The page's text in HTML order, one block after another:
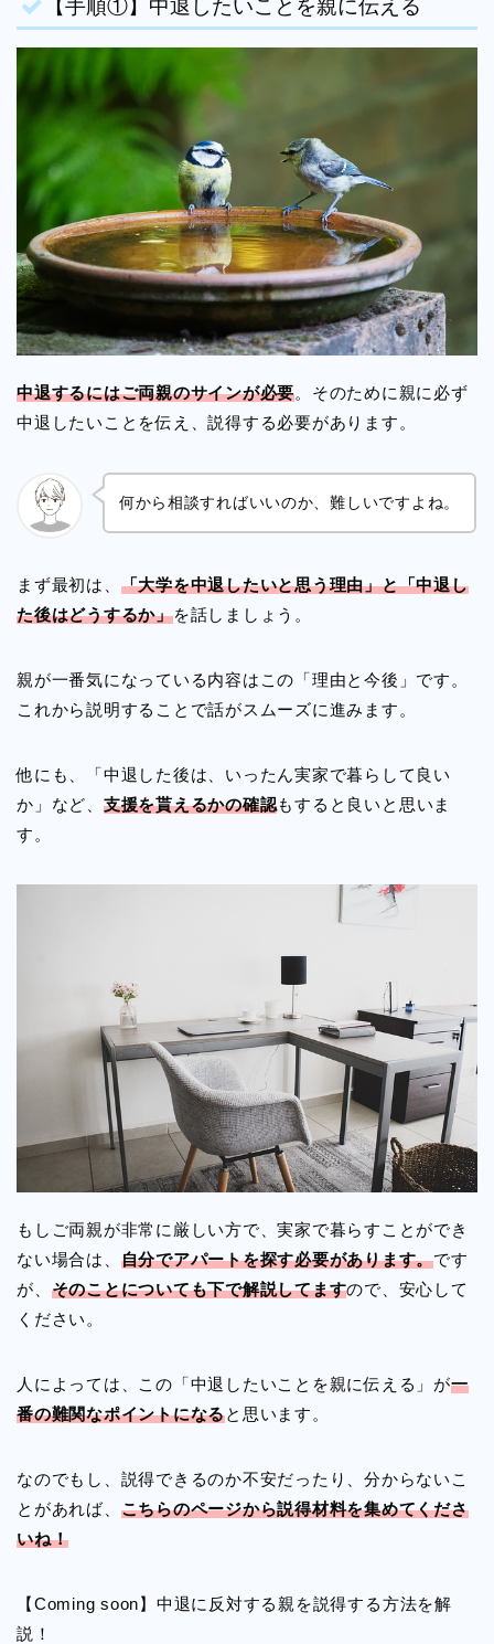
【手順①】中退したいことを親に伝える
中退するにはご両親のサインが必要。そのために親に必ず
中退したいことを伝え、説得する必要があります。
何から相談すればいいのか、難しいですよね。
まず最初は、 「大学を中退したいと思う理由」と「中退し
た後はどうするか」を話しましょう。
親が一番気になっている内容はこの「理由と今後」です。
これから説明することで話がスムーズに進みます。
他にも、「中退した後は、いったん実家で暮らして良い
か」など、 支援を貰えるかの確認もすると良いと思いま
す。
もしご両親が非常に厳しい方で、実家で暮らすことができ
ない場合は、 自分でアパートを探す必要があります。です
が、 そのことについても下で解説してますので、安心して
ください。
人によっては、この「中退したいことを親に伝える」が一
番の難関なポイントになると思います。
なのでもし、説得できるのか不安だったり、分からないこ
とがあれば、 こちらのページから説得材料を集めてくださ
いね！
【Coming soon】中退に反対する親を説得する方法を解
説！